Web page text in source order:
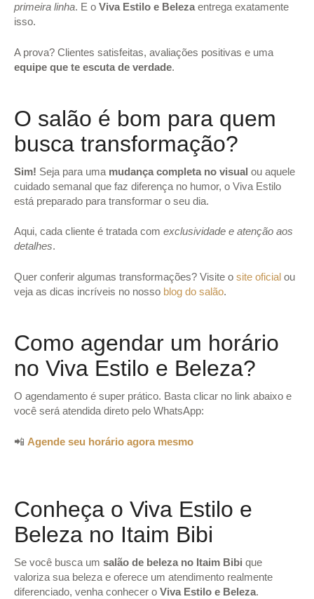
primeira linha. E o Viva Estilo e Beleza entrega exatamente
isso.
A prova? Clientes satisfeitas, avaliações positivas e uma
equipe que te escuta de verdade.
O salão é bom para quem
busca transformação?
Sim! Seja para uma mudança completa no visual ou aquele
cuidado semanal que faz diferença no humor, o Viva Estilo
está preparado para transformar o seu dia.
Aqui, cada cliente é tratada com exclusividade e atenção aos
detalhes.
Quer conferir algumas transformações? Visite o site oficial ou
veja as dicas incríveis no nosso blog do salão.
Como agendar um horário
no Viva Estilo e Beleza?
O agendamento é super prático. Basta clicar no link abaixo e
você será atendida direto pelo WhatsApp:
📲 Agende seu horário agora mesmo
Conheça o Viva Estilo e
Beleza no Itaim Bibi
Se você busca um salão de beleza no Itaim Bibi que
valoriza sua beleza e oferece um atendimento realmente
diferenciado, venha conhecer o Viva Estilo e Beleza.